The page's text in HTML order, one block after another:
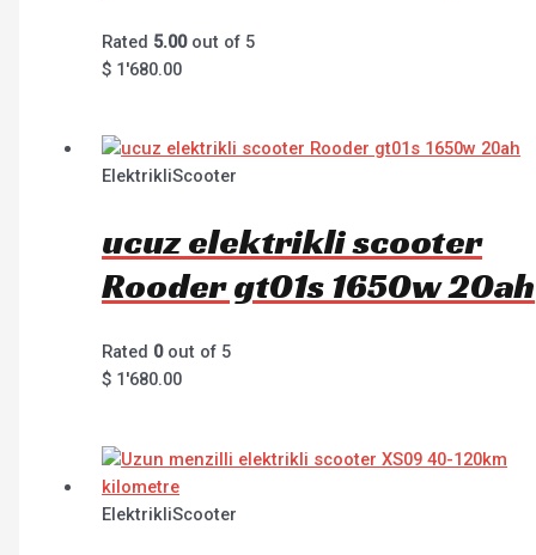
Rated 5.00out of 5
$ 1'680.00
ElektrikliScooter
ucuz elektrikli scooter
Rooder gt01s 1650w 20ah
Rated 0out of 5
$ 1'680.00
ElektrikliScooter